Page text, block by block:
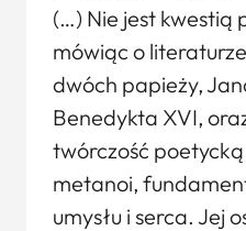
(…) Nie jest kwestią
mówiąc o
dwóch papieży,
Benedykta XVI,
twórczość
metanoi,
umysłu i serca. Jej